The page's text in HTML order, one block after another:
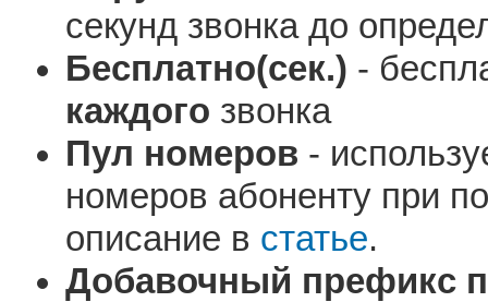
секунд звонка до
Бесплатно(сек.) -
каждого звонка
Пул номеров -
номеров абоненту при
описание в статье.
Добавочный префикс